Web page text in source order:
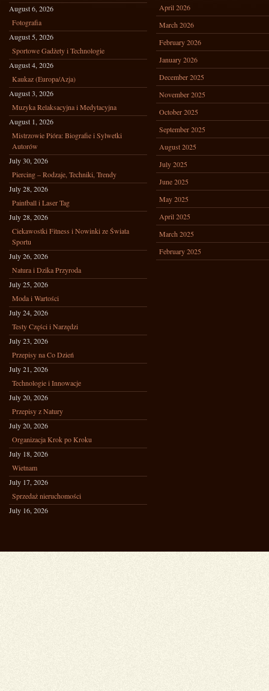
August 6, 2026
Fotografia
August 5, 2026
Sportowe Gadżety i Technologie
August 4, 2026
Kaukaz (Europa/Azja)
August 3, 2026
Muzyka Relaksacyjna i Medytacyjna
August 1, 2026
Mistrzowie Pióra: Biografie i Sylwetki
Autorów
July 30, 2026
Piercing – Rodzaje, Techniki, Trendy
July 28, 2026
Paintball i Laser Tag
July 28, 2026
Ciekawostki Fitness i Nowinki ze Świata
Sportu
July 26, 2026
Natura i Dzika Przyroda
July 25, 2026
Moda i Wartości
July 24, 2026
Testy Części i Narzędzi
July 23, 2026
Przepisy na Co Dzień
July 21, 2026
Technologie i Innowacje
July 20, 2026
Przepisy z Natury
July 20, 2026
Organizacja Krok po Kroku
July 18, 2026
Wietnam
July 17, 2026
Sprzedaż nieruchomości
July 16, 2026
April 2026
March 2026
February 2026
January 2026
December 2025
November 2025
October 2025
September 2025
August 2025
July 2025
June 2025
May 2025
April 2025
March 2025
February 2025